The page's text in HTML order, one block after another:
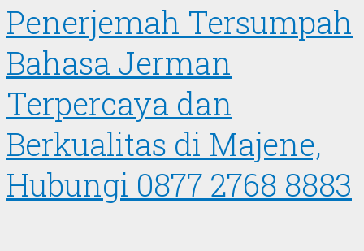
Penerjemah Tersumpah
Bahasa Jerman
Terpercaya dan
Berkualitas di Majene,
Hubungi 0877 2768 8883